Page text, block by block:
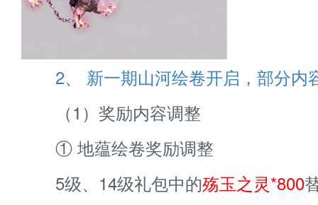
2、 新一期山河绘卷开启，部分内
（1）奖励内容调整
① 地蕴绘卷奖励调整
5级、14级礼包中的殇玉之灵*800